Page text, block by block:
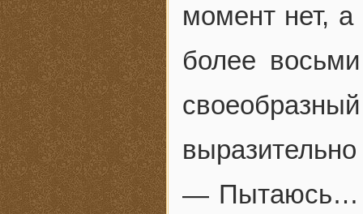
момент нет,
более
— Пытаюсь…